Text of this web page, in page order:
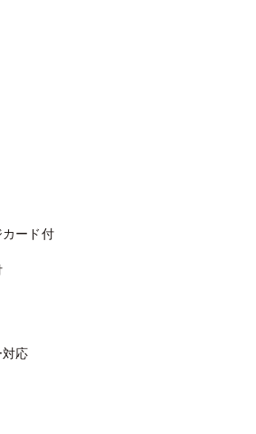
カード付
対応